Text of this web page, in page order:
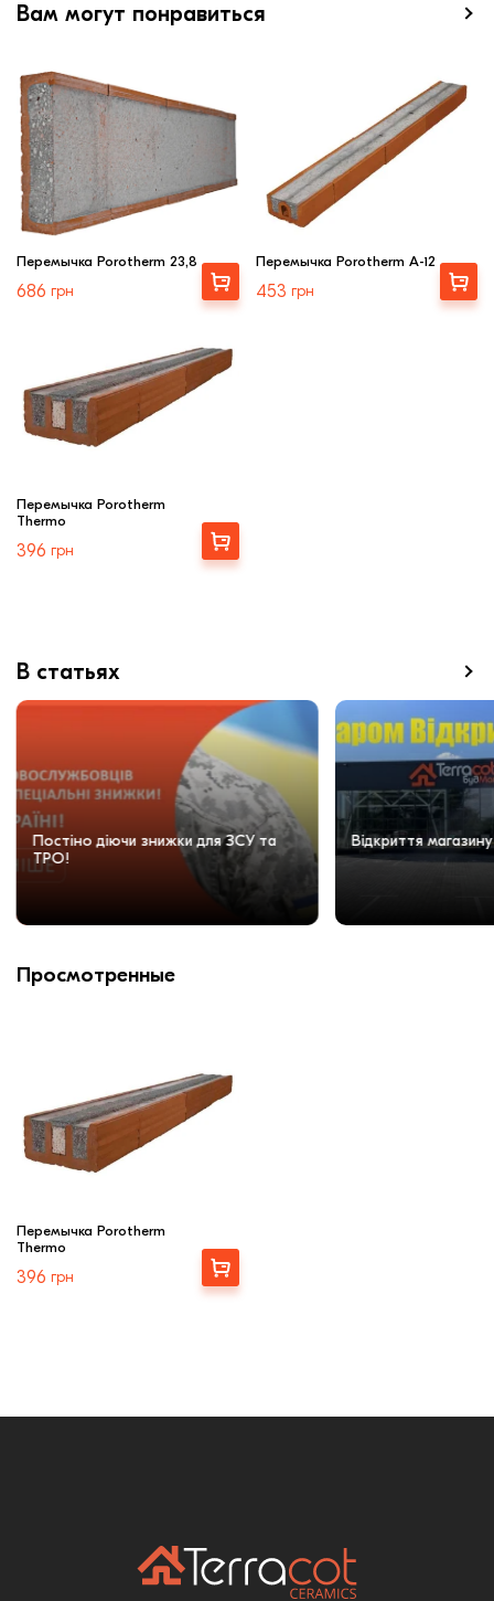
Вам могут понравиться
Перемычка Porotherm 23,8
686 грн
Выбрать
Перемычка Porotherm A-12
453 грн
Выбрать
Перемычка Porotherm
Thermo
396 грн
Выбрать
В статьях
Постіно діючи знижки для ЗСУ та
ТРО!
Відкриття магазину
Просмотренные
Перемычка Porotherm
Thermo
396 грн
Выбрать